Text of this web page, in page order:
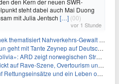
den Kern der neuen SWR-
steht dabei auch Mai Duong
mit Julia Jentsch […] (00)
vor 1 Stunde
Nahverkehrs-Gewalt und Soldatinnen
mit Tante Zeynep auf Deutschlandreise
ARD zeigt norwegischen Streaminghit
Rave-Szene, Overtourism und Pokémon-Kult
und ein Leben ohne Smartphone